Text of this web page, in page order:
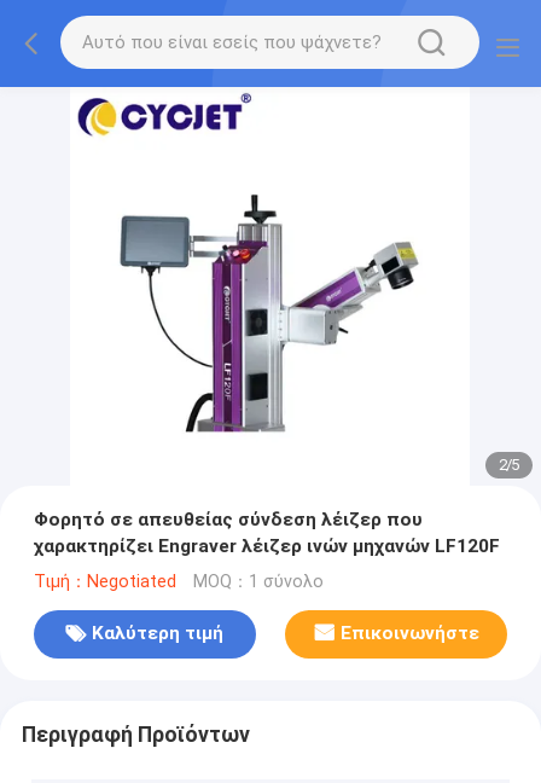
2/5
Φορητό σε απευθείας σύνδεση λέιζερ που
χαρακτηρίζει Engraver λέιζερ ινών μηχανών LF120F
Τιμή：Negotiated MOQ：1 σύνολο
Καλύτερη τιμή Επικοινωνήστε
Περιγραφή Προϊόντων